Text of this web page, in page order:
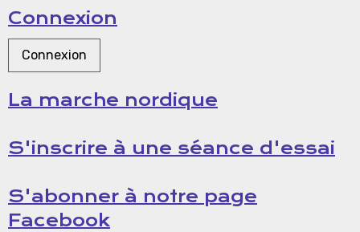
Connexion
Connexion
La marche nordique
S'inscrire à une séance d'essai
S'abonner à notre page
Facebook